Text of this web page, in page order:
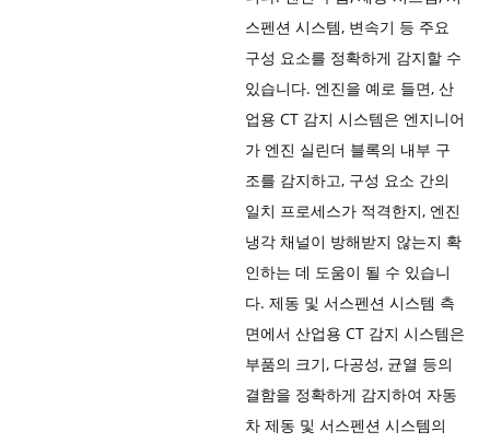
스펜션 시스템, 변속기 등 주요
구성 요소를 정확하게 감지할 수
있습니다. 엔진을 예로 들면, 산
업용 CT 감지 시스템은 엔지니어
가 엔진 실린더 블록의 내부 구
조를 감지하고, 구성 요소 간의
일치 프로세스가 적격한지, 엔진 ​​
냉각 채널이 방해받지 않는지 확
인하는 데 도움이 될 수 있습니
다. 제동 및 서스펜션 시스템 측
면에서 산업용 CT 감지 시스템은
부품의 크기, 다공성, 균열 등의
결함을 정확하게 감지하여 자동
차 제동 및 서스펜션 시스템의